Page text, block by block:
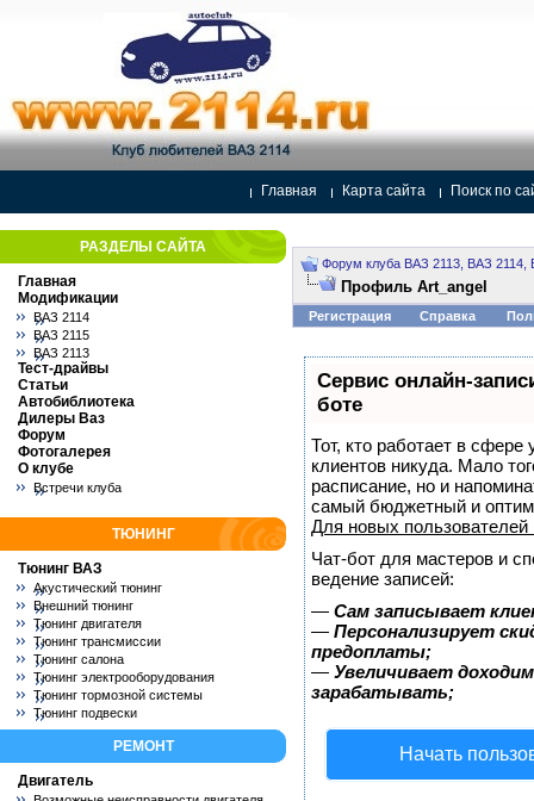
Главная Карта сайта Поиск по
РАЗДЕЛЫ САЙТА
Главная
Модификации
ВАЗ 2114
ВАЗ 2115
ВАЗ 2113
Тест-драйвы
Статьи
Автобиблиотека
Дилеры Ваз
Форум
Фотогалерея
О клубе
Встречи клуба
ТЮНИНГ
Тюнинг ВАЗ
Акустический тюнинг
Внешний тюнинг
Тюнинг двигателя
Тюнинг трансмиссии
Тюнинг салона
Тюнинг электрооборудования
Тюнинг тормозной системы
Тюнинг подвески
РЕМОНТ
Двигатель
Форум клуба ВАЗ 2113, ВАЗ 2114,
Профиль Art_angel
Регистрация Справка
Сервис онлайн-
боте
Тот, кто работает в сфере
клиентов никуда. Мало
расписание, но и
самый бюджетный и
Для новых пользователей
Чат-бот для мастеров и
ведение записей:
— Сам записывает
— Персонализирует
предоплаты;
— Увеличивает
зарабатывать;
Начать